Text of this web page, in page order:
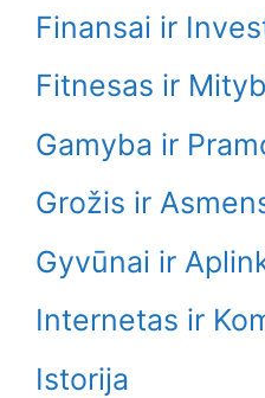
Finansai ir
Fitnesas ir
Gamyba ir
Grožis ir
Gyvūnai ir
Internetas ir
Istorija